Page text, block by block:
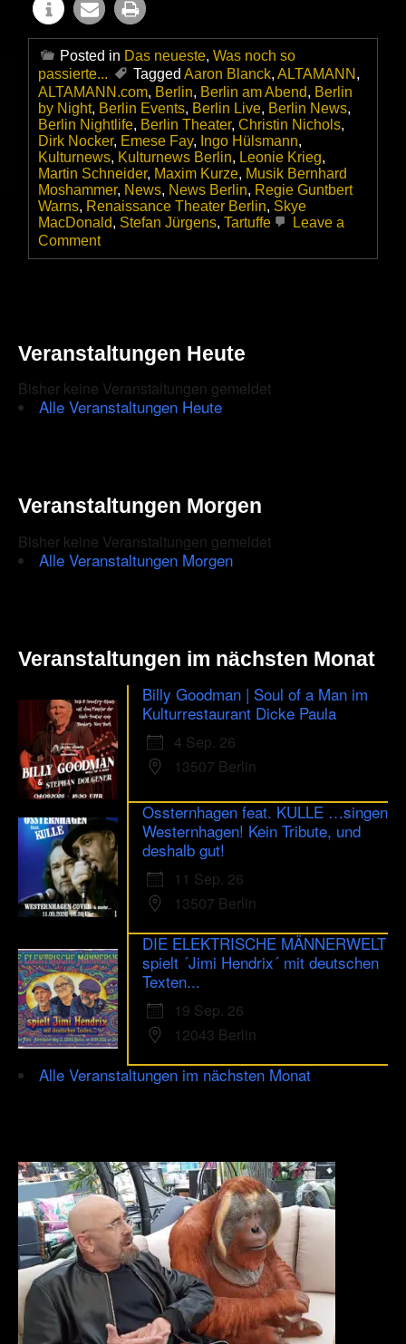
Posted in Das neueste, Was noch so
passierte...
Tagged Aaron Blanck, ALTAMANN ,
ALTAMANN.com, Berlin, Berlin am Abend, Berlin
by Night, Berlin Events, Berlin Live, Berlin News,
Berlin Nightlife, Berlin Theater, Christin Nichols,
Dirk Nocker, Emese Fay, Ingo Hülsmann,
Kulturnews, Kulturnews Berlin, Leonie Krieg,
Martin Schneider, Maxim Kurze, Musik Bernhard
Moshammer, News, News Berlin, Regie Guntbert
Warns, Renaissance Theater Berlin, Skye
MacDonald, Stefan Jürgens, Tartuffe
Leave a
Commenton
Wahre
jeder
Molières
Berlin
Veranstaltungen Heute
Bisher keine Veranstaltungen gemeldet
Alle Veranstaltungen Heute
Veranstaltungen Morgen
Bisher keine Veranstaltungen gemeldet
Alle Veranstaltungen Morgen
Veranstaltungen im nächsten Monat
Billy Goodman | Soul of a Man im
Kulturrestaurant Dicke Paula
4 Sep. 26
13507 Berlin
Ossternhagen feat. KULLE …singen
Westernhagen! Kein Tribute, und
deshalb gut!
11 Sep. 26
13507 Berlin
DIE ELEKTRISCHE MÄNNERWELT
spielt ´Jimi Hendrix´ mit deutschen
Texten...
19 Sep. 26
12043 Berlin
Alle Veranstaltungen im nächsten Monat